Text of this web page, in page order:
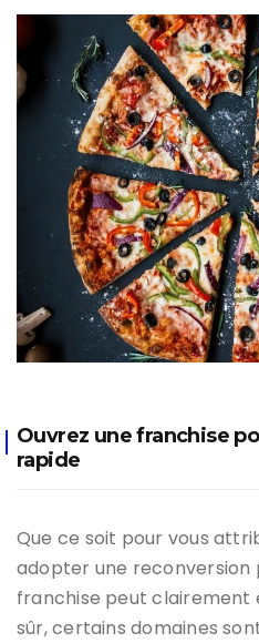
Ouvrez une franchise
rapide
Que ce soit pour vous
adopter une reconversion
franchise peut clairement
sûr, certains domaines